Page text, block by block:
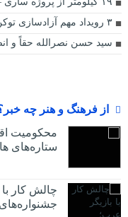
۳ رویداد مهم آزادسازی توکن در هفته پیش رو (۳ شهریور ۱۴۰۴)
سید حسن نصرالله حقاً و
از فرهنگ و هنر چه
محکومیت
ستاره‌های
چالش کار